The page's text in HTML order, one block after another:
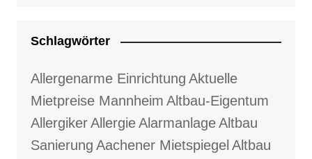
Schlagwörter
Allergenarme Einrichtung Aktuelle
Mietpreise Mannheim Altbau-Eigentum
AllergikerAllergieAlarmanlageAltbau
Sanierung Aachener Mietspiegel Altbau